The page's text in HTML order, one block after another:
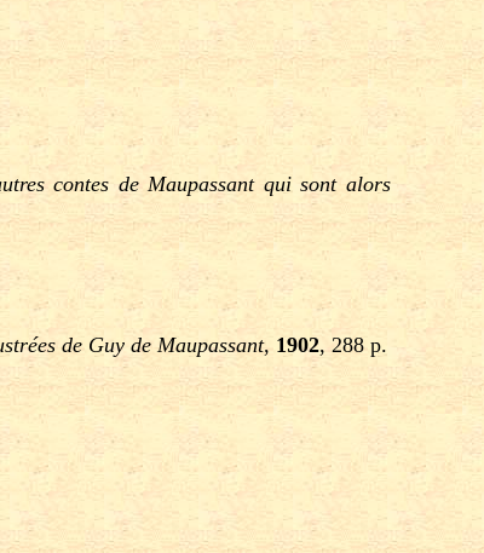
contes de Maupassant qui sont alors
de Guy de Maupassant, 1902, 288 p.